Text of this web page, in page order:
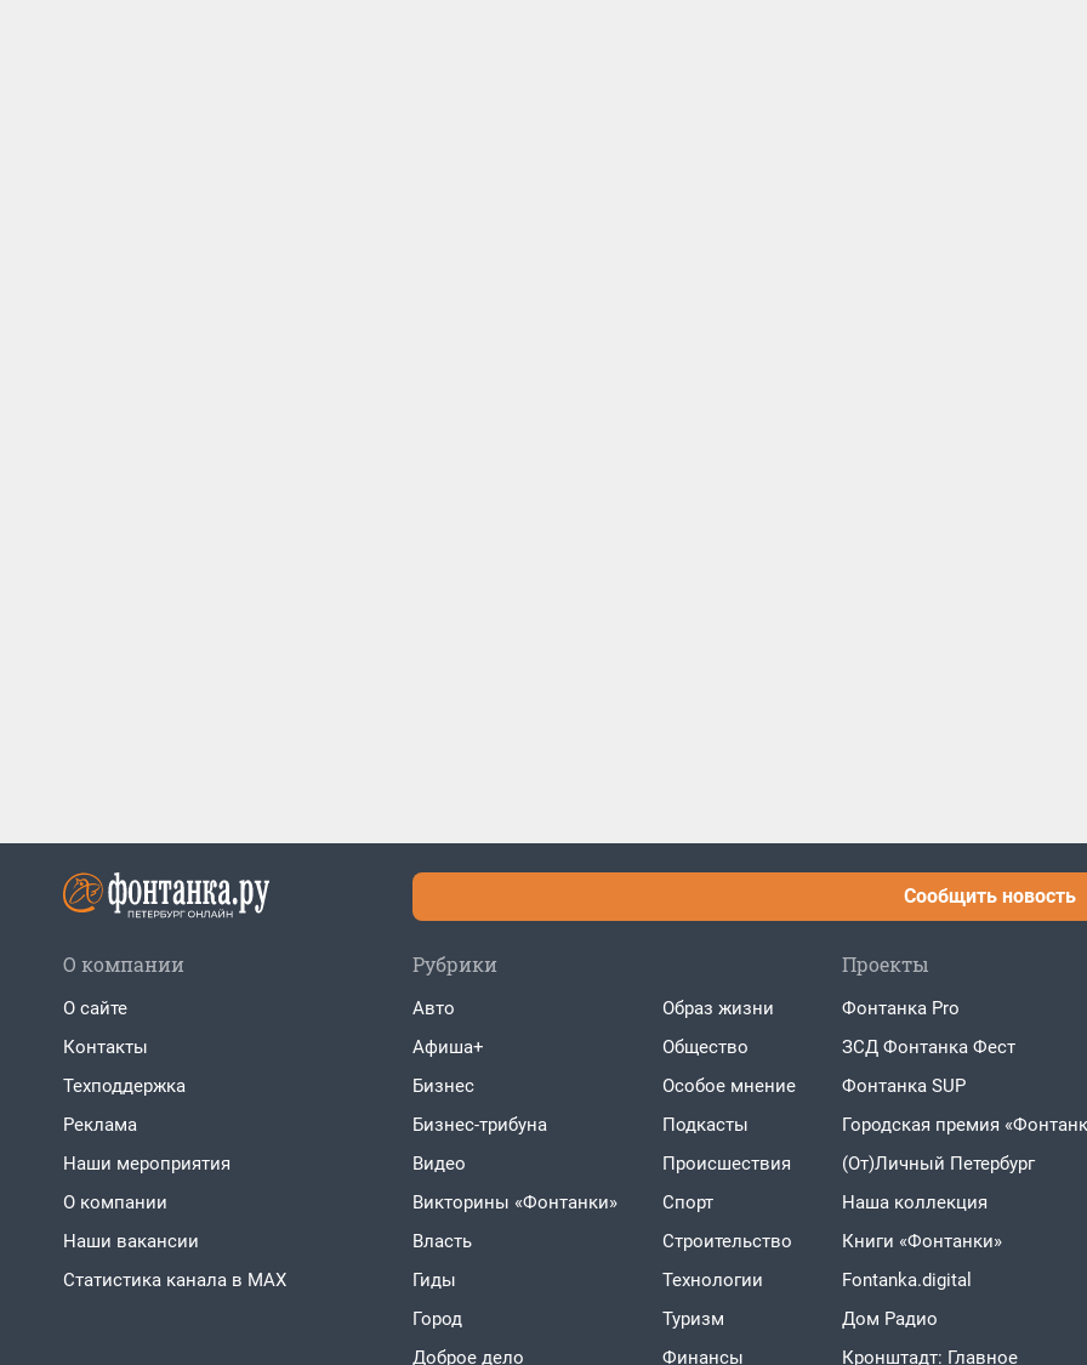
Сообщить новость
О компании
О сайте
Контакты
Техподдержка
Реклама
Наши мероприятия
О компании
Наши вакансии
Статистика канала в MAX
Рубрики
Авто
Афиша+
Бизнес
Бизнес-трибуна
Видео
Викторины «Фонтанки»
Власть
Гиды
Город
Доброе дело
Образ жизни
Общество
Особое мнение
Подкасты
Проиcшествия
Спорт
Строительство
Технологии
Туризм
Финансы
Проекты
Фонтанка Pro
ЗСД Фонтанка Фест
Фонтанка SUP
Городская премия
(От)Личный Петербург
Наша коллекция
Книги «Фонтанки»
Fontanka.digital
Дом Радио
Кронштадт: Главное